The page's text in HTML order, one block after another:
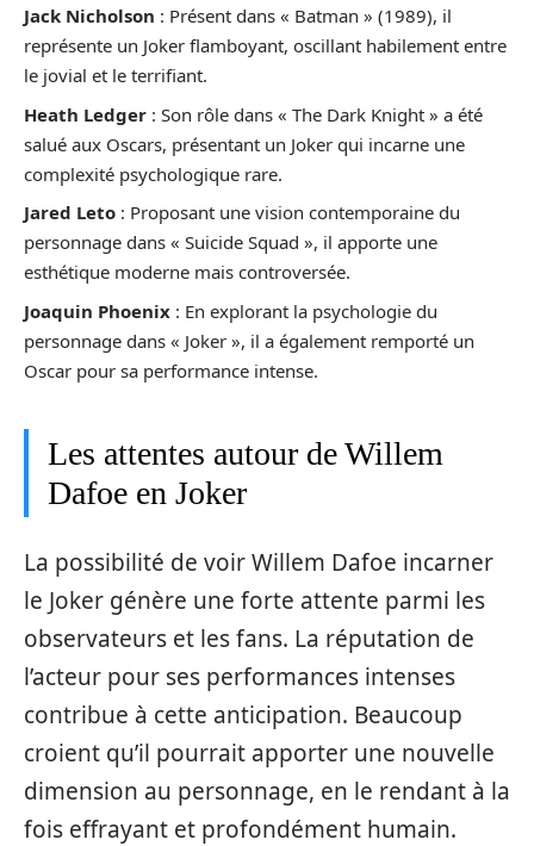
Jack Nicholson : Présent dans « Batman » (1989), il
représente un Joker flamboyant, oscillant habilement entre
le jovial et le terrifiant.
Heath Ledger : Son rôle dans « The Dark Knight » a été
salué aux Oscars, présentant un Joker qui incarne une
complexité psychologique rare.
Jared Leto : Proposant une vision contemporaine du
personnage dans « Suicide Squad », il apporte une
esthétique moderne mais controversée.
Joaquin Phoenix : En explorant la psychologie du
personnage dans « Joker », il a également remporté un
Oscar pour sa performance intense.
Les attentes autour de Willem
Dafoe en Joker
La possibilité de voir Willem Dafoe incarner
le Joker génère une forte attente parmi les
observateurs et les fans. La réputation de
l’acteur pour ses performances intenses
contribue à cette anticipation. Beaucoup
croient qu’il pourrait apporter une nouvelle
dimension au personnage, en le rendant à la
fois effrayant et profondément humain.